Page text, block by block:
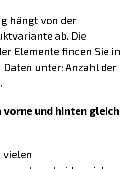
hängt von der
ab. Die
Elemente finden Sie in
Daten unter: Anzahl der
vorne und hinten gleich
vielen